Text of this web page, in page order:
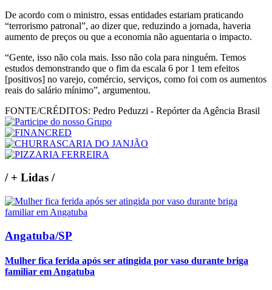
De acordo com o ministro, essas entidades estariam praticando
“terrorismo patronal”, ao dizer que, reduzindo a jornada, haveria
aumento de preços ou que a economia não aguentaria o impacto.
“Gente, isso não cola mais. Isso não cola para ninguém. Temos
estudos demonstrando que o fim da escala 6 por 1 tem efeitos
[positivos] no varejo, comércio, serviços, como foi com os aumentos
reais do salário mínimo”, argumentou.
FONTE/CRÉDITOS: Pedro Peduzzi - Repórter da Agência Brasil
/+ Lidas /
Angatuba/SP
Mulher fica ferida após ser atingida por vaso durante briga
familiar em Angatuba